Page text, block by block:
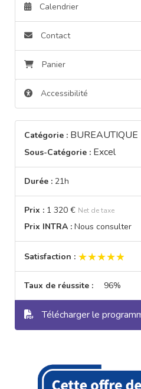
Calendrier
Contact
Panier
Accessibilité
Catégorie : BUREAUTIQUE
Sous-Catégorie : Excel
Durée : 21h
Prix : 1 320 € Net de taxe
Prix INTRA : Nous consulter
Satisfaction : ★★★★★
★★★★★
Taux de réussite : 96%
Télécharger le